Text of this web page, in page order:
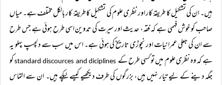
ہیں۔ ان کی تشکیل کا طریقۂ کار اور نظری علوم کی تشکیل کا طریقۂ کار بالکل مختلف ہے۔ میاں
صاحب کو خوش فہمی ہے کہ فقہ، حدیث اور سیرت کی تدوین اسی طرح ہوئی ہے جس طرح
سے ان کی جعلی عمرانیات اور نچوڑی تاریخ کی ہوئی ہے۔ اس میں سب سے دلچسپ پہلو یہ
ہے کہ وہ نظری علوم میں تو کسی طرح کے
کو
جگہ دینے کے لیے تیار نہیں ہیں، بزرگوں کی طرف دیکھیے کیسے لپکے ہیں۔ ان سے التماس